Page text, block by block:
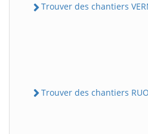
Trouver des chantiers
Trouver des chantiers